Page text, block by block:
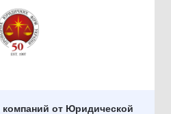
компаний от Юридической